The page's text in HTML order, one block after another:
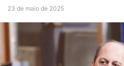
23 de maio de 2025